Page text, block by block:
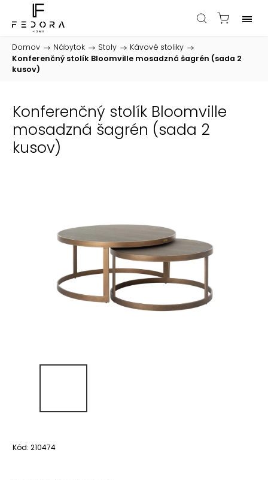
Domov / Nábytok / Stoly / Kávové stoliky /
Konferenčný stolík Bloomville mosadzná šagrén (sada 2
kusov)
Konferenčný stolík Bloomville
mosadzná šagrén (sada 2
kusov)
Kód: 210474